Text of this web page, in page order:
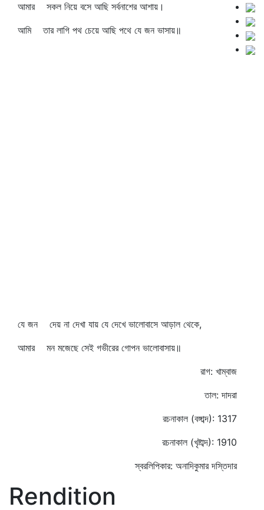
আমার সকল নিয়ে বসে আছি সর্বনাশের আশায়।
আমি তার লাগি পথ চেয়ে আছি পথে যে জন ভাসায়॥
যে জন দেয় না দেখা যায় যে দেখে ভালোবাসে আড়াল থেকে,
আমার মন মজেছে সেই গভীরের গোপন ভালোবাসায়॥
রাগ: খাম্বাজ
তাল: দাদরা
রচনাকাল (বঙ্গাব্দ): 1317
রচনাকাল (খৃষ্টাব্দ): 1910
স্বরলিপিকার: অনাদিকুমার দস্তিদার
Rendition